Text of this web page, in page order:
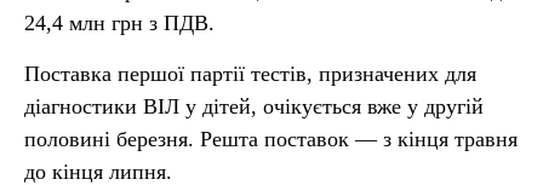
24,4 млн грн з ПДВ.
Поставка першої партії тестів, призначених для
діагностики ВІЛ у дітей, очікується вже у другій
половині березня. Решта поставок — з кінця травня
до кінця липня.